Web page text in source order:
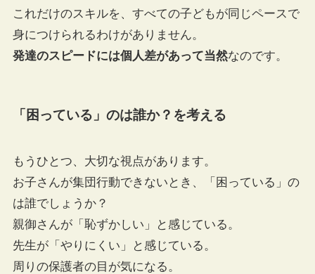
これだけのスキルを、すべての子どもが同じペースで
身につけられるわけがありません。
発達のスピードには個人差があって当然なのです。
「困っている」のは誰か？を考える
もうひとつ、大切な視点があります。
お子さんが集団行動できないとき、「困っている」の
は誰でしょうか？
親御さんが「恥ずかしい」と感じている。
先生が「やりにくい」と感じている。
周りの保護者の目が気になる。